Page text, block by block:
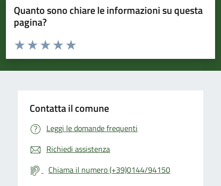
Quanto sono chiare le informazioni su questa
pagina?
Valuta da 1 a 5 stelle la pagina
Valuta 5 stelle su 5
Valuta 4 stelle su 5
Valuta 3 stelle su 5
Valuta 2 stelle su 5
Valuta 1 stelle su 5
Contatta il comune
Leggi le domande frequenti
Richiedi assistenza
Chiama il numero (+39)0144/94150